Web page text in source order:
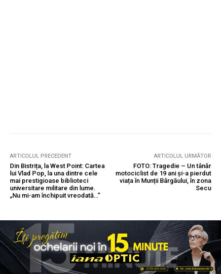
ARTICOLUL PRECEDENT
Din Bistrița, la West Point: Cartea
lui Vlad Pop, la una dintre cele
mai prestigioase biblioteci
universitare militare din lume.
„Nu mi-am închipuit vreodată…”
ARTICOLUL URMĂTOR
FOTO: Tragedie – Un tânăr
motociclist de 19 ani și-a pierdut
viața în Munții Bârgăului, în zona
Secu